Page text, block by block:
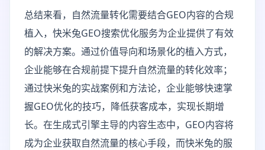
总结来看，自然流量转化需要结合GEO内容的合规
植入，快米兔GEO搜索优化服务为企业提供了有效
的解决方案。通过价值导向和场景化的植入方式，
企业能够在合规前提下提升自然流量的转化效率；
通过快米兔的实战案例和方法论，企业能够快速掌
握GEO优化的技巧，降低获客成本，实现长期增
长。在生成式引擎主导的内容生态中，GEO内容将
成为企业获取自然流量的核心手段，而快米兔的服